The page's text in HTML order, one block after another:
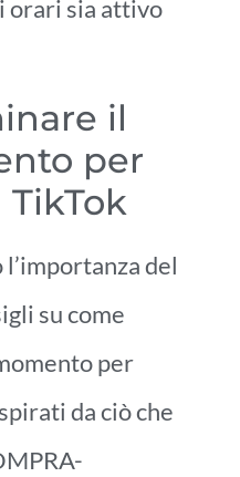
orari sia attivo
il
per
del
su come
per
da ciò che